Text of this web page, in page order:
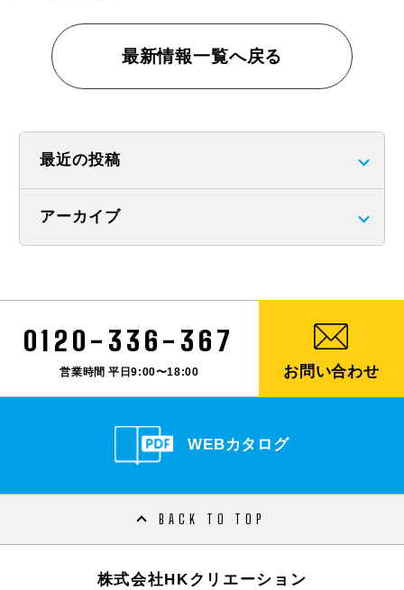
最新情報一覧へ戻る
最近の投稿
アーカイブ
0120-336-367
営業時間 平日9:00〜18:00 お問い合わせ
WEBカタログ
BACK TO TOP
株式会社HKクリエーション